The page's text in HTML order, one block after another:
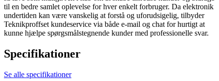
til en bedre samlet oplevelse for hver enkelt forbruger. Da elektronik
undertiden kan være vanskelig at forstå og uforudsigelig, tilbyder
Teknikproffset kundeservice via både e-mail og chat for hurtigt at
kunne hjælpe spørgsmålstegnende kunder med professionelle svar.
Specifikationer
Se alle specifikationer